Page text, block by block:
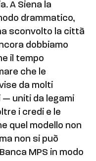
A Siena la
drammatico,
sconvolto la città
dobbiamo
il tempo
che le
da molti
uniti da legami
i credi e le
quel modello non
non si può
MPS in modo